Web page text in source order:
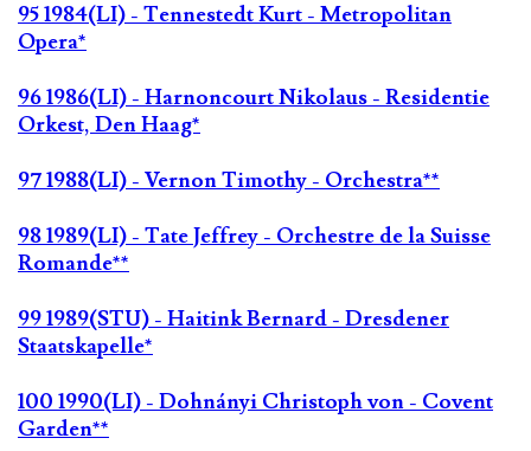
95 1984(LI) - Tennestedt Kurt - Metropolitan
Opera*
96 1986(LI) - Harnoncourt Nikolaus - Residentie
Orkest, Den Haag*
97 1988(LI) - Vernon Timothy - Orchestra**
98 1989(LI) - Tate Jeffrey - Orchestre de la Suisse
Romande**
99 1989(STU) - Haitink Bernard - Dresdener
Staatskapelle*
100 1990(LI) - Dohnányi Christoph von - Covent
Garden**